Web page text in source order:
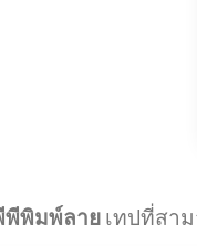
พีพิมพ์ลาย เทปที่สา